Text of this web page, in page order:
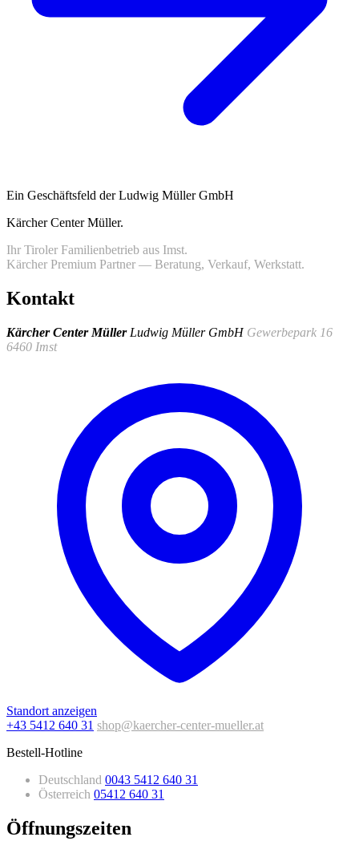
Ein Geschäftsfeld der Ludwig Müller GmbH
Kärcher Center Müller.
Ihr Tiroler Familienbetrieb aus Imst.
Kärcher Premium Partner — Beratung, Verkauf, Werkstatt.
Kontakt
Kärcher Center Müller Ludwig Müller GmbH Gewerbepark 16
6460 Imst
Standort anzeigen
+43 5412 640 31 shop@kaercher-center-mueller.at
Bestell-Hotline
Deutschland 0043 5412 640 31
Österreich 05412 640 31
Öffnungszeiten